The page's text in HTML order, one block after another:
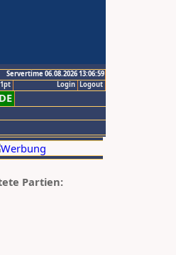
Servertime 06.08.2026 13:06:59
Logout
Login
Partien: